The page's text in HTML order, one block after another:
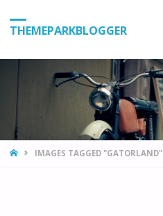
THEMEPARKBLOGGER
HOMEIMAGES TAGGED "GATORLAND"